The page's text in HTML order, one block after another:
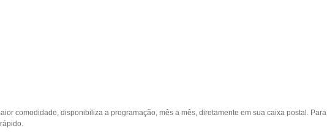
comodidade, disponibiliza a programação, mês a mês, diretamente em sua caixa postal. Para